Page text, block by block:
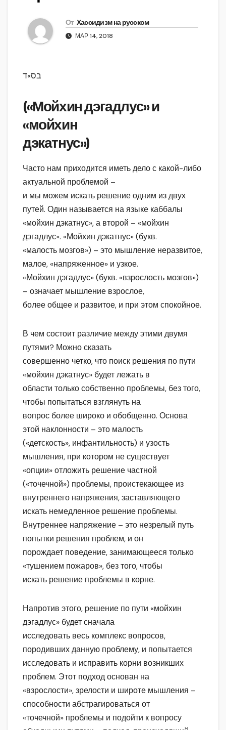
От Хассидизм на русском
МАР 14, 2018
בס»ד
(«Мойхин дэгадлус» и
«мойхин
дэкатнус»)
Часто нам приходится иметь дело с какой-либо
актуальной проблемой –
и мы можем искать решение одним из двух
путей. Один называется на языке каббалы
«мойхин дэкатнус», а второй – «мойхин
дэгадлус». «Мойхин дэкатнус» (букв.
«малость мозгов») – это мышление неразвитое,
малое, «напряженное» и узкое.
«Мойхин дэгадлус» (букв. «взрослость мозгов»)
– означает мышление взрослое,
более общее и развитое, и при этом спокойное.
В чем состоит различие между этими двумя
путями? Можно сказать
совершенно четко, что поиск решения по пути
«мойхин дэкатнус» будет лежать в
области только собственно проблемы, без того,
чтобы попытаться взглянуть на
вопрос более широко и обобщенно. Основа
этой наклонности – это малость
(«детскость», инфантильность) и узость
мышления, при котором не существует
«опции» отложить решение частной
(«точечной») проблемы, проистекающее из
внутреннего напряжения, заставляющего
искать немедленное решение проблемы.
Внутреннее напряжение – это незрелый путь
попытки решения проблем, и он
порождает поведение, занимающееся только
«тушением пожаров», без того, чтобы
искать решение проблемы в корне.
Напротив этого, решение по пути «мойхин
дэгадлус» будет сначала
исследовать весь комплекс вопросов,
породивших данную проблему, и попытается
исследовать и исправить корни возникших
проблем. Этот подход основан на
«взрослости», зрелости и широте мышления –
способности абстрагироваться от
«точечной» проблемы и подойти к вопросу